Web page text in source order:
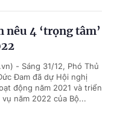
4 ‘trọng tâm’
- Sáng 31/12, Phó Thủ
Đam đã dự Hội nghị
động năm 2021 và triển
vụ năm 2022 của Bộ...